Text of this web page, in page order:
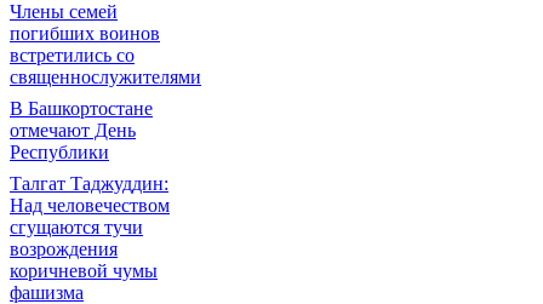
Члены семей
погибших воинов
встретились со
священнослужителями
В Башкортостане
отмечают День
Республики
Талгат Таджуддин:
Над человечеством
сгущаются тучи
возрождения
коричневой чумы
фашизма